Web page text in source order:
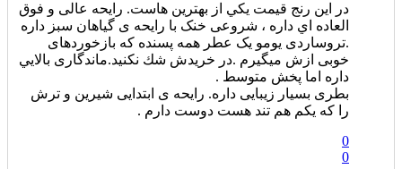
در اين رنج قيمت يكي از بهترين هاست. رايحه عالی و فوق
العاده اي داره ، شروعی خنک با رایحه ی گیاهان سبز داره
.تروساردی ‌یومو یک عطر همه پسنده که بازخوردهای
خوبی ازش میگیرم .در خريدش شك نكنيد.ماندگاری بالايي
داره اما پخش متوسط .
بطری بسیار زیبایی داره. رایحه ی ابتدایی شیرین و ترش
را که یکم هم تند هست دوست دارم .
0
0